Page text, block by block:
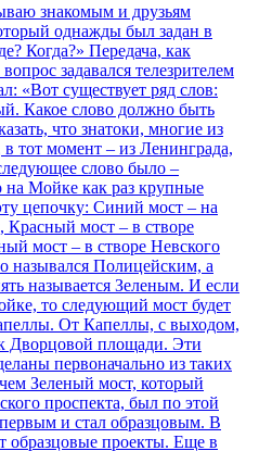
знакомым и друзьям
однажды был задан в
Когда?» Передача, как
задавался телезрителем
«Вот существует ряд слов:
Какое слово должно быть
что знатоки, многие из
тот момент – из Ленинграда,
слово было –
Мойке как раз крупные
цепочку: Синий мост – на
Красный мост – в створе
мост – в створе Невского
назывался Полицейским, а
называется Зеленым. И если
то следующий мост будет
От Капеллы, с выходом,
Дворцовой площади. Эти
первоначально из таких
Зеленый мост, который
проспекта, был по этой
и стал образцовым. В
образцовые проекты. Еще в